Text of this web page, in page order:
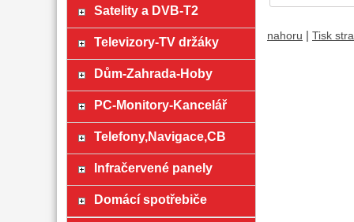
nahoru Tisk
Satelity a DVB-T2
Televizory-TV držáky
Dům-Zahrada-Hoby
PC-Monitory-Kancelář
Telefony,Navigace,CB
Infračervené panely
Domácí spotřebiče